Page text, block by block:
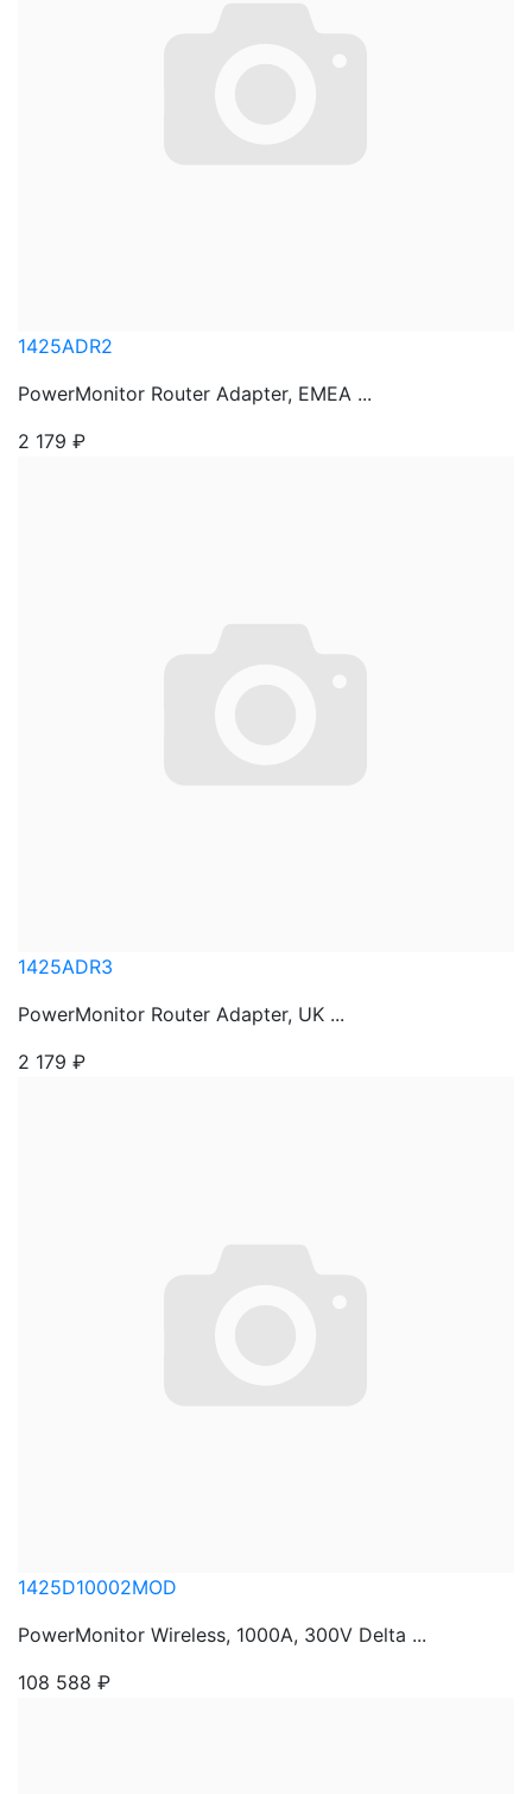
1425ADR2
PowerMonitor Router Adapter, EMEA ...
2 179 ₽
1425ADR3
PowerMonitor Router Adapter, UK ...
2 179 ₽
1425D10002MOD
PowerMonitor Wireless, 1000A, 300V Delta ...
108 588 ₽